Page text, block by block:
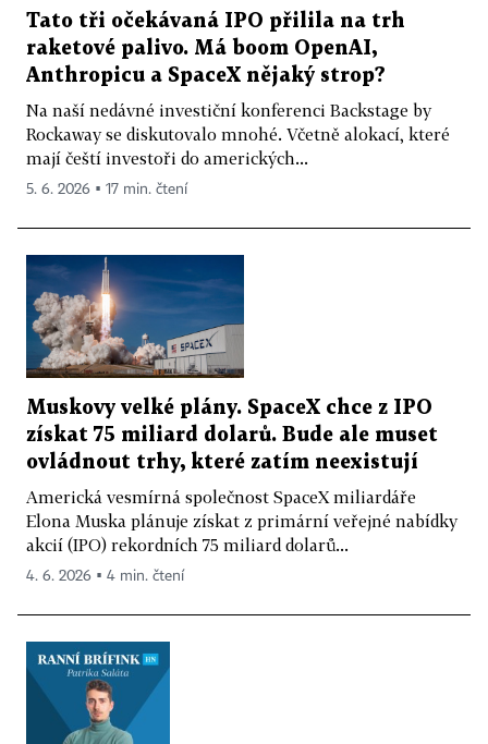
Tato tři očekávaná IPO přilila na trh
raketové palivo. Má boom OpenAI,
Anthropicu a SpaceX nějaký strop?
Na naší nedávné investiční konferenci Backstage by
Rockaway se diskutovalo mnohé. Včetně alokací, které
mají čeští investoři do amerických...
5. 6. 2026 ▪ 17 min. čtení
Muskovy velké plány. SpaceX chce z IPO
získat 75 miliard dolarů. Bude ale muset
ovládnout trhy, které zatím neexistují
Americká vesmírná společnost SpaceX miliardáře
Elona Muska plánuje získat z primární veřejné nabídky
akcií (IPO) rekordních 75 miliard dolarů...
4. 6. 2026 ▪ 4 min. čtení